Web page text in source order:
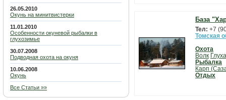
26.05.2010
Окунь на минитвистерки
11.01.2010
Особенности окуневой рыбалки в
глухозимье
30.07.2008
Подводная охота на окуня
10.06.2008
Окунь
Все Статьи »»
База
Тел: +7
Томская
Охота
Волк
Рыбалка
Карп
Отдых